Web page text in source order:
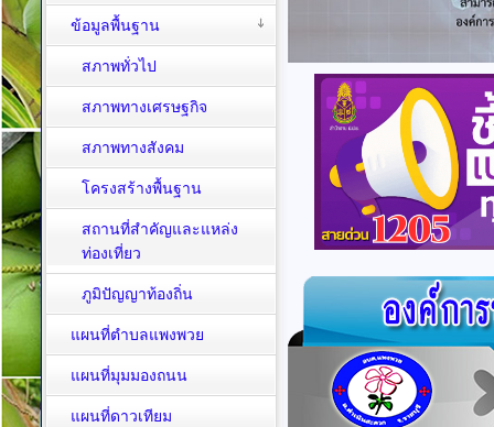
ข้อมูลพื้นฐาน
สภาพทั่วไป
สภาพทางเศรษฐกิจ
สภาพทางสังคม
โครงสร้างพื้นฐาน
สถานที่สำคัญและแหล่ง
ท่องเที่ยว
ภูมิปัญญาท้องถิ่น
แผนที่ตำบลแพงพวย
แผนที่มุมมองถนน
แผนที่ดาวเทียม